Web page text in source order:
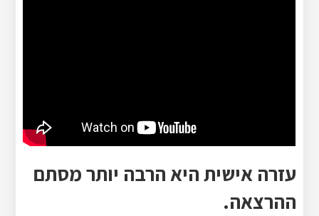
עזרה אישית היא הרבה יותר מסתם
ההרצאה.